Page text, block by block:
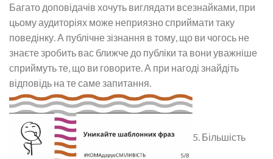
Багато доповідачів хочуть виглядати всезнайками, при
цьому аудиторіях може неприязно сприймати таку
поведінку. А публічне зізнання в тому, що ви чогось не
знаєте зробить вас ближче до публіки та вони уважніше
сприймуть те, що ви говорите. А при нагоді знайдіть
відповідь на те саме запитання.
5. Більшість